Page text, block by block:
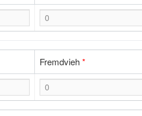
Fremdvieh*